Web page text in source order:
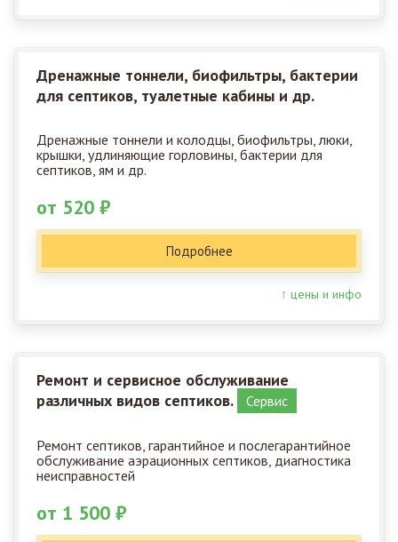
Дренажные тоннели, биофильтры, бактерии
для септиков, туалетные кабины и др.
Дренажные тоннели и колодцы, биофильтры, люки,
крышки, удлиняющие горловины, бактерии для
септиков, ям и др.
от 520 ₽
Подробнее
↑ цены и инфо
Ремонт и сервисное обслуживание
различных видов септиков.
Сервис
Ремонт септиков, гарантийное и послегарантийное
обслуживание аэрационных септиков, диагностика
неисправностей
от 1 500 ₽